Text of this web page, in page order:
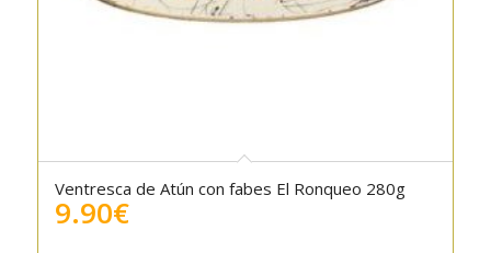
Ventresca de Atún con fabes El Ronqueo 280g
9.90€